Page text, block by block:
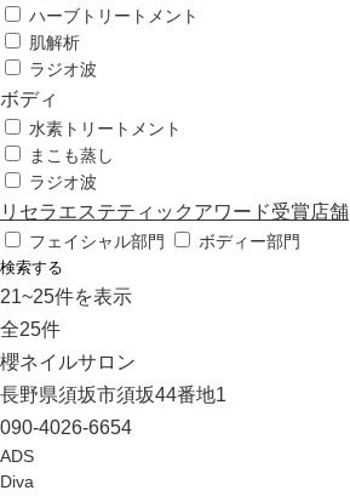
ハーブトリートメント
肌解析
ラジオ波
ボディ
水素トリートメント
まこも蒸し
ラジオ波
リセラエステティックアワード受賞店舗
フェイシャル部門 ボディー部門
検索する
21~25件を表示
全25件
櫻ネイルサロン
長野県須坂市須坂44番地1
090-4026-6654
ADS
Diva